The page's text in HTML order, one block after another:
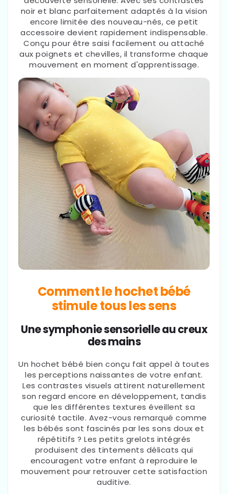
noir et blanc parfaitement adaptés à la vision
encore limitée des nouveau-nés, ce petit
accessoire devient rapidement indispensable.
Conçu pour être saisi facilement ou attaché
aux poignets et chevilles, il transforme chaque
mouvement en moment d'apprentissage.
Comment le hochet bébé
stimule tous les sens
Une symphonie sensorielle au creux
des mains
Un hochet bébé bien conçu fait appel à toutes
les perceptions naissantes de votre enfant.
Les contrastes visuels attirent naturellement
son regard encore en développement, tandis
que les différentes textures éveillent sa
curiosité tactile. Avez-vous remarqué comme
les bébés sont fascinés par les sons doux et
répétitifs ? Les petits grelots intégrés
produisent des tintements délicats qui
encouragent votre enfant à reproduire le
mouvement pour retrouver cette satisfaction
auditive.